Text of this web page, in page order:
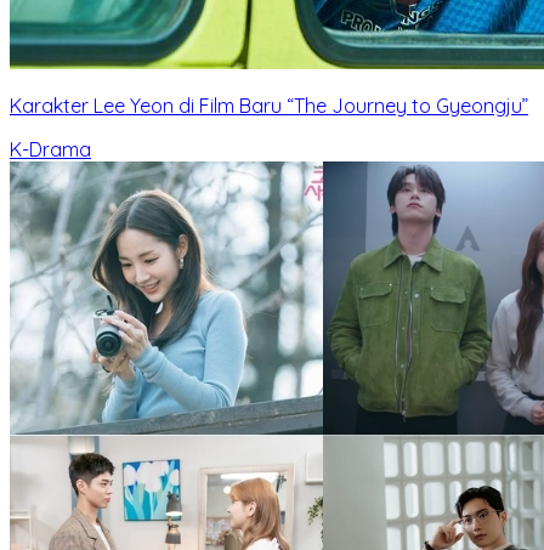
Karakter Lee Yeon di Film Baru “The Journey to Gyeongju”
K-Drama